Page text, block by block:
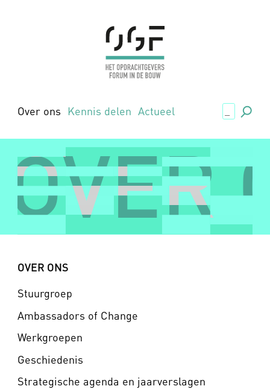
Over ons Kennis delen Actueel .,
OVER
OVER
OVER ONS
Stuurgroep
Ambassadors of Change
Werkgroepen
Geschiedenis
Strategische agenda en jaarverslagen